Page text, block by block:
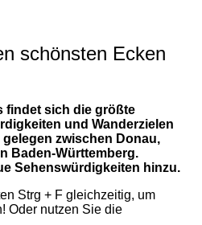
schönsten Ecken
findet sich die größte
und Wanderzielen
zwischen Donau,
Baden-Württemberg.
Sehenswürdigkeiten hinzu.
Strg + F gleichzeitig, um
Oder nutzen Sie die